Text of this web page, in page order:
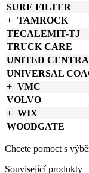
SURE FILTER
TAMROCK
TECALEMIT-TJ
TRUCK CARE
UNITED
UNIVERSAL
VMC
VOLVO
WIX
WOODGATE
Chcete pomoct s
Související produkty